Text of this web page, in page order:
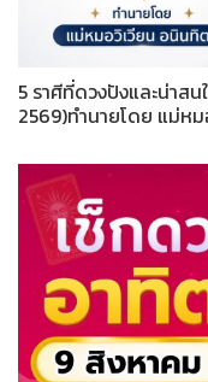
5 ราศีที่ดวงปังและน่าส
2569)ทำนายโดย แม่ห